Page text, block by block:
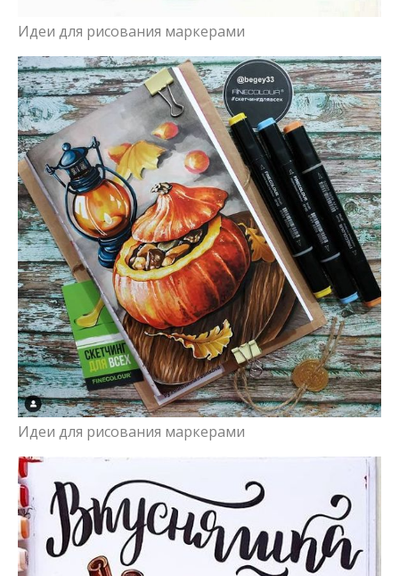
Идеи для рисования маркерами
Идеи для рисования маркерами